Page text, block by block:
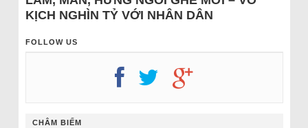
KỊCH NGHÌN TỶ VỚI NHÂN DÂN
FOLLOW US
CHÂM BIẾM